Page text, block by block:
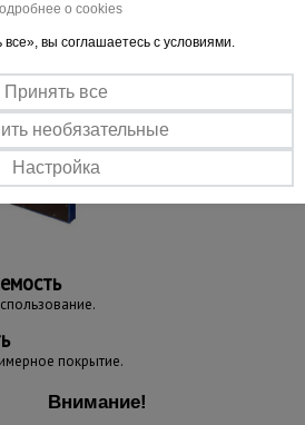
покрытие.
Внимание!
о cookies
вы соглашаетесь с условиями.
Принять все
необязательные
Настройка